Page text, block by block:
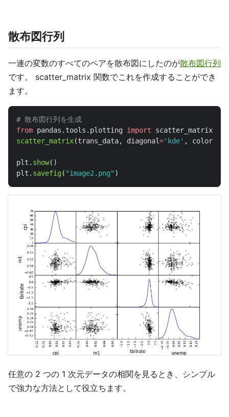
散布図行列
一連の変数のすべてのペアを散布図にしたのが散布図行列
です。 scatter_matrix 関数でこれを作成することができ
ます。
from pandas.tools.plotting import
scatter_matrix
scatter_matrix(trans_data, diagonal=' kde' , color
plt . show()
plt . savefig( "image2.png" )
任意の 2 つの 1 次元データの相関を見るとき、シンプル
で強力な方法として役立ちます。